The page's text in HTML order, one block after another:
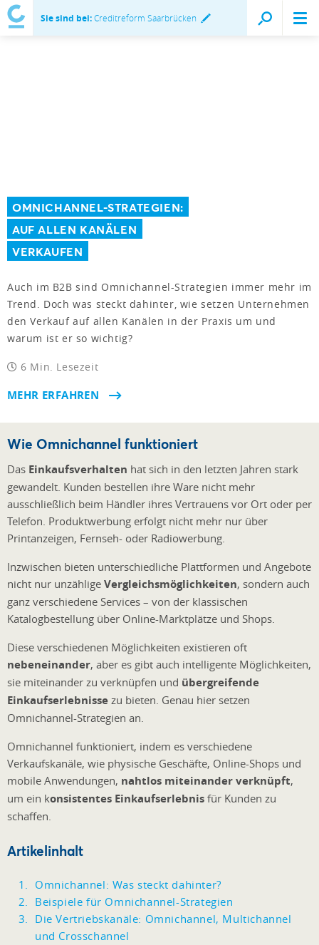
Sie sind bei:Creditreform Saarbrücken
OMNICHANNEL-STRATEGIEN:
AUF ALLEN KANÄLEN
VERKAUFEN
Auch im B2B sind Omnichannel-Strategien immer mehr im
Trend. Doch was steckt dahinter, wie setzen Unternehmen
den Verkauf auf allen Kanälen in der Praxis um und
warum ist er so wichtig?
6 Min. Lesezeit
MEHR ERFAHREN
Wie Omnichannel funktioniert
Das Einkaufsverhalten hat sich in den letzten Jahren stark
gewandelt. Kunden bestellen ihre Ware nicht mehr
ausschließlich beim Händler ihres Vertrauens vor Ort oder per
Telefon. Produktwerbung erfolgt nicht mehr nur über
Printanzeigen, Fernseh- oder Radiowerbung.
Inzwischen bieten unterschiedliche Plattformen und Angebote
nicht nur unzählige Vergleichsmöglichkeiten, sondern auch
ganz verschiedene Services – von der klassischen
Katalogbestellung über Online-Marktplätze und Shops.
Diese verschiedenen Möglichkeiten existieren oft
nebeneinander, aber es gibt auch intelligente Möglichkeiten,
sie miteinander zu verknüpfen und übergreifende
Einkaufserlebnisse zu bieten. Genau hier setzen
Omnichannel-Strategien an.
Omnichannel funktioniert, indem es verschiedene
Verkaufskanäle, wie physische Geschäfte, Online-Shops und
mobile Anwendungen, nahtlos miteinander verknüpft,
um ein konsistentes Einkaufserlebnis für Kunden zu
schaffen.
Artikelinhalt
Omnichannel: Was steckt dahinter?
Beispiele für Omnichannel-Strategien
Die Vertriebskanäle: Omnichannel, Multichannel
und Crosschannel